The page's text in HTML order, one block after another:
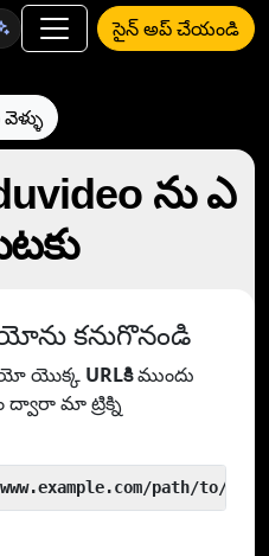
సైన్ అప్ చేయండి
ను ఎ
కనుగొనండి
యొక్క URLకిముందు
ద్వారా మా ట్రిక్ని
path/to/